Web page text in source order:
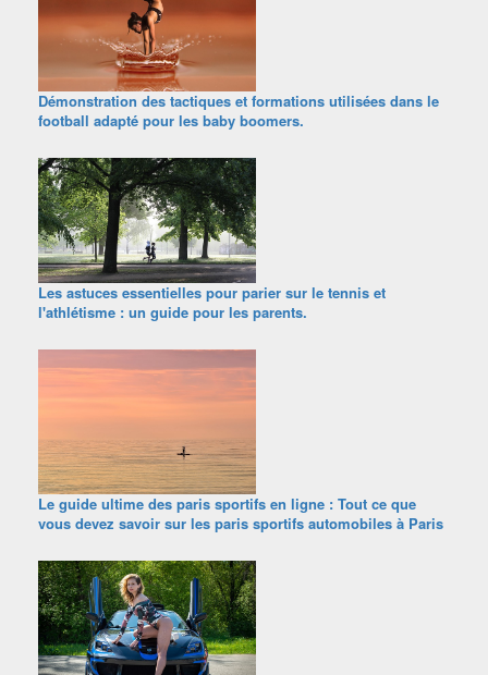
Démonstration des tactiques et formations utilisées dans le
football adapté pour les baby boomers.
Les astuces essentielles pour parier sur le tennis et
l'athlétisme : un guide pour les parents.
Le guide ultime des paris sportifs en ligne : Tout ce que
vous devez savoir sur les paris sportifs automobiles à Paris